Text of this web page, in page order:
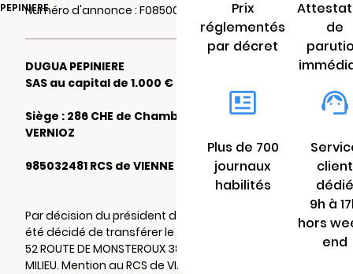
PEPINIERENuméro d'annonce : F08500501vxog
DUGUA PEPINIERE
SAS au capital de 1.000 €
Siège : 286 CHE de Chamberon 38150
VERNIOZ
985032481 RCS de VIENNE
Par décision du président du 01/01/2026, il a
été décidé de transférer le siège social au
52 ROUTE DE MONSTEROUX 38122 MONSTEROUX
MILIEU. Mention au RCS de VIENNE.
Prix
réglementés
par décret
de
Plus de 700
journaux
habilités
client
dédié
9h à
hors
end